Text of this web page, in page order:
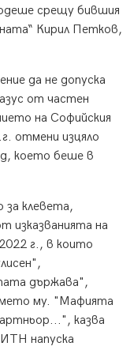
срещу бившия
Кирил Петков,
да не допуска
от частен
на Софийския
отмени изцяло
което беше в
клевета,
изказванията на
г., в които
държава",
му. "Мафията
казва
напуска